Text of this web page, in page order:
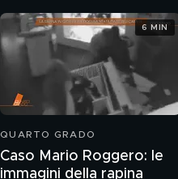
QUARTO GRADO
Caso Mario Roggero: le
immagini della rapina
6 MIN